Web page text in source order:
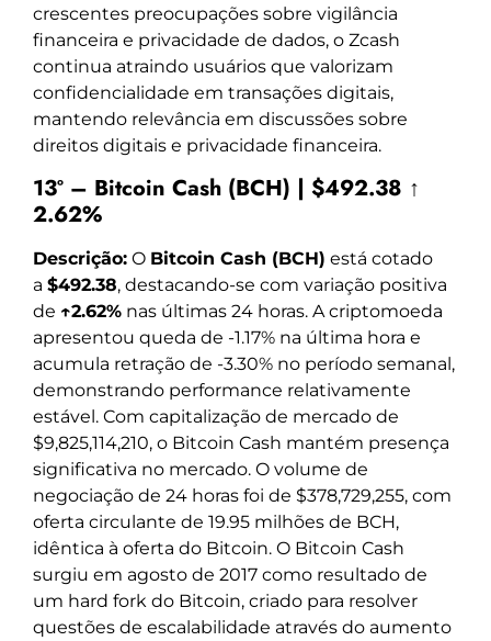
crescentes preocupações sobre vigilância
financeira e privacidade de dados, o Zcash
continua atraindo usuários que valorizam
confidencialidade em transações digitais,
mantendo relevância em discussões sobre
direitos digitais e privacidade financeira.
13º – Bitcoin Cash (BCH) | $492.38 ↑
2.62%
Descrição: O Bitcoin Cash (BCH) está cotado
a $492.38, destacando-se com variação positiva
de ↑2.62% nas últimas 24 horas. A criptomoeda
apresentou queda de -1.17% na última hora e
acumula retração de -3.30% no período semanal,
demonstrando performance relativamente
estável. Com capitalização de mercado de
$9,825,114,210, o Bitcoin Cash mantém presença
significativa no mercado. O volume de
negociação de 24 horas foi de $378,729,255, com
oferta circulante de 19.95 milhões de BCH,
idêntica à oferta do Bitcoin. O Bitcoin Cash
surgiu em agosto de 2017 como resultado de
um hard fork do Bitcoin, criado para resolver
questões de escalabilidade através do aumento